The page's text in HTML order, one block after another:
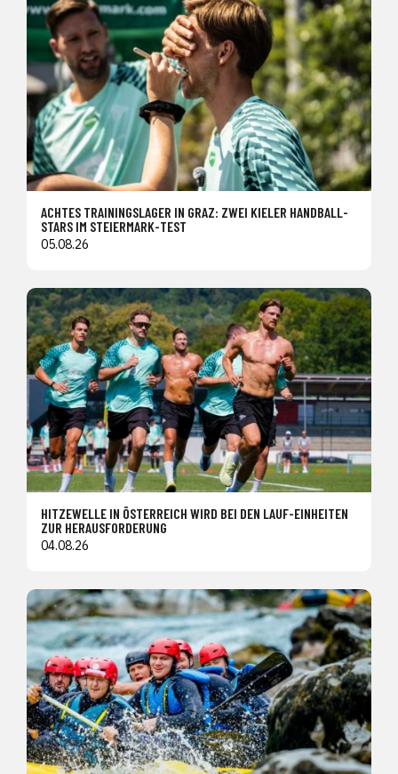
ACHTES TRAININGSLAGER IN GRAZ: ZWEI KIELER HANDBALL-
STARS IM STEIERMARK-TEST
05.08.26
HITZEWELLE IN ÖSTERREICH WIRD BEI DEN LAUF-EINHEITEN
ZUR HERAUSFORDERUNG
04.08.26